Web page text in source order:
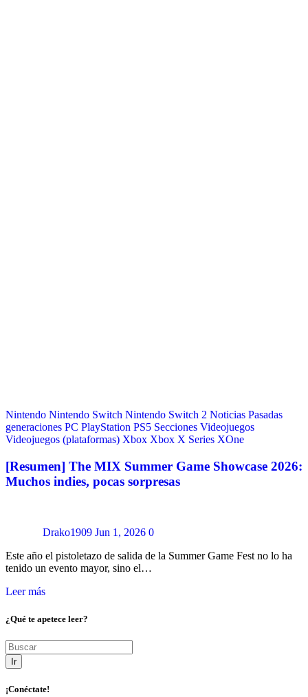
Nintendo Nintendo Switch Nintendo Switch 2 Noticias Pasadas
generaciones PC PlayStation PS5 Secciones Videojuegos
Videojuegos (plataformas) Xbox Xbox X Series XOne
[Resumen] The MIX Summer Game Showcase 2026:
Muchos indies, pocas sorpresas
Drako1909 Jun 1, 2026 0
Este año el pistoletazo de salida de la Summer Game Fest no lo ha
tenido un evento mayor, sino el…
Leer más
¿Qué te apetece leer?
Ir
¡Conéctate!